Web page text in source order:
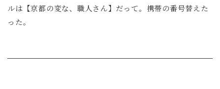
ルは【京都の変な、職人さん】だって。携帯の番号替えた
った。